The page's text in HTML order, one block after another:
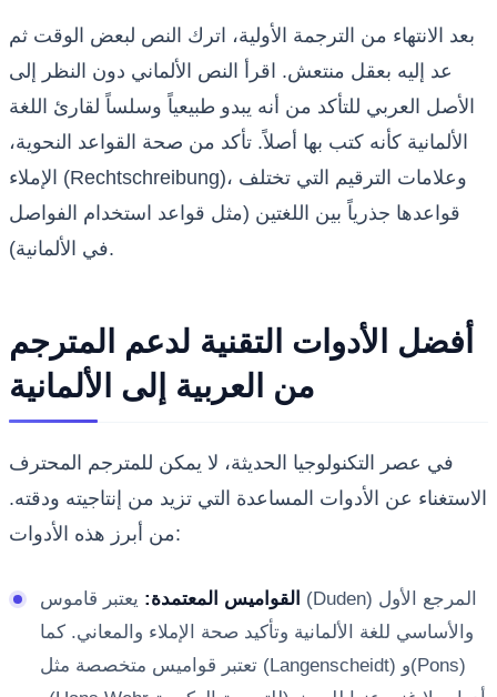
بعد الانتهاء من الترجمة الأولية، اترك النص لبعض الوقت ثم
عد إليه بعقل منتعش. اقرأ النص الألماني دون النظر إلى
الأصل العربي للتأكد من أنه يبدو طبيعياً وسلساً لقارئ اللغة
الألمانية كأنه كتب بها أصلاً. تأكد من صحة القواعد النحوية،
الإملاء (Rechtschreibung)، وعلامات الترقيم التي تختلف
قواعدها جذرياً بين اللغتين (مثل قواعد استخدام الفواصل
في الألمانية).
أفضل الأدوات التقنية لدعم المترجم
من العربية إلى الألمانية
في عصر التكنولوجيا الحديثة، لا يمكن للمترجم المحترف
الاستغناء عن الأدوات المساعدة التي تزيد من إنتاجيته ودقته.
من أبرز هذه الأدوات:
القواميس المعتمدة: يعتبر قاموس (Duden) المرجع الأول
والأساسي للغة الألمانية وتأكيد صحة الإملاء والمعاني. كما
تعتبر قواميس متخصصة مثل (Langenscheidt) و(Pons)